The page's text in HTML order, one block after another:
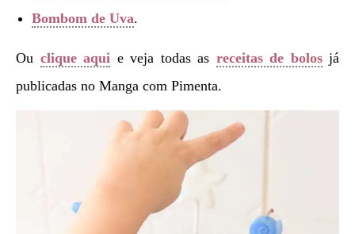
Bombom de Uva.
Ou clique aqui e veja todas as receitas de bolosjá
publicadas no Manga com Pimenta.